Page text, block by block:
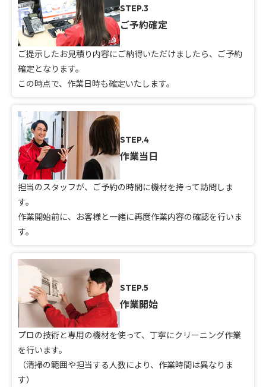
STEP.3
ご予約確定
ご提示したお見積り内容にご納得いただけましたら、ご予約
確定となります。
この時点で、作業日時も確定いたします。
STEP.4
作業当日
担当のスタッフが、ご予約の時間に機材を持って訪問しま
す。
作業開始前に、お客様と一緒に再度作業内容の確認を行いま
す。
STEP.5
作業開始
プロの技術と専用の機材を使って、丁寧にクリーニング作業
を行います。
（清掃の範囲や担当する人数により、作業時間は異なりま
す）